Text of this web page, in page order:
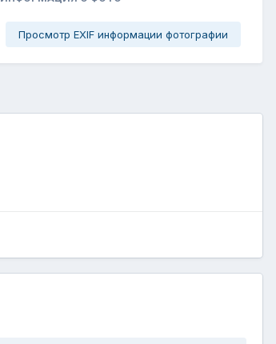
Просмотр EXIF информации фотографии